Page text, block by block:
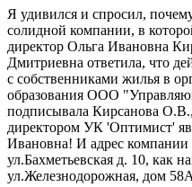
Я удивился и спросил,
солидной компании, в
директор Ольга Ивановна
Дмитриевна ответила, что
с собственниками жилья в
образования ООО
подписывала Кирсанова
директором УК 'Оптимист'
Ивановна! И адрес компании
ул.Бахметьевская д. 10, как
ул.Железнодорожная, дом